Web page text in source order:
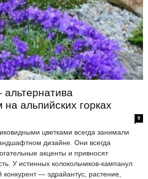
на альпийских горках
0
цветками всегда занимали
дизайне. Они всегда
акценты и привносят
У истинных колокольчиков-кампанул
— эдрайантус, растение,